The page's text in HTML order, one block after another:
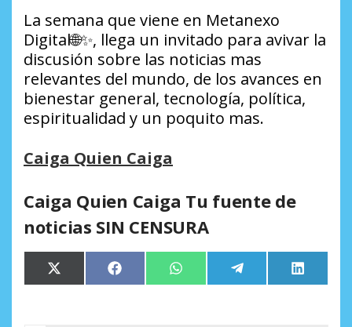
La semana que viene en Metanexo
Digital🌐✨, llega un invitado para avivar la
discusión sobre las noticias mas
relevantes del mundo, de los avances en
bienestar general, tecnología, política,
espiritualidad y un poquito mas.
Caiga Quien Caiga
Caiga Quien Caiga Tu fuente de
noticias SIN CENSURA
Compartir
en
X
(Twitter)
Compartir
en
Facebook Compartir
en
WhatsApp Compartir
en
Telegram
en
LinkedIn